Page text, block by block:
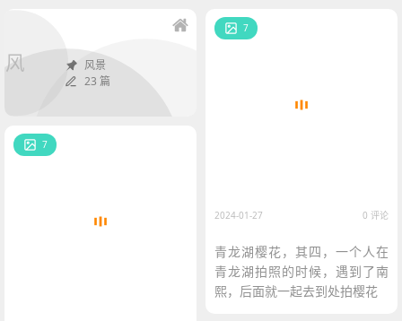
风
风景
23 篇
7
2024-01-27 0 评论
青龙湖樱花，其四，一个人在
青龙湖拍照的时候，遇到了南
熙，后面就一起去到处拍樱花
7